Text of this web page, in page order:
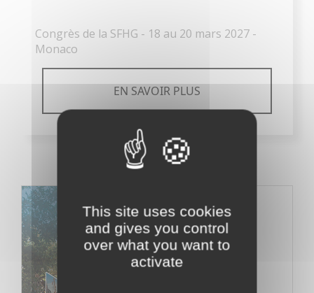
Congrès de la SFHG - 18 au 20 mars 2027 -
Monaco
EN SAVOIR PLUS
This site uses cookies
and gives you control
over what you want to
activate